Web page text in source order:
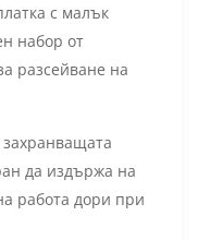
с малък
набор от
разсейване на
да издържа на
работа дори при